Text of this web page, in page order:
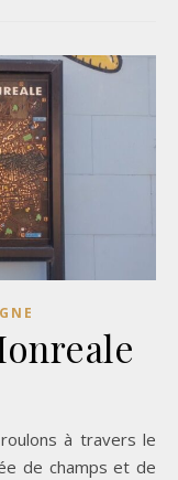
de champs et de